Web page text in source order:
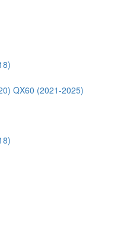
QX60 (2021-2025)